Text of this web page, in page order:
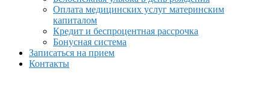
Оплата медицинских услуг материнским
капиталом
Кредит и беспроцентная рассрочка
Бонусная система
Записаться на прием
Контакты